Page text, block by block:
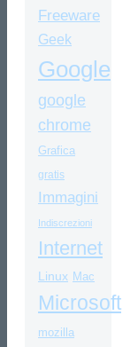
Freeware
Geek
Google
google
chrome
Grafica
gratis
Immagini
Indiscrezioni
Internet
Linux Mac
Microsoft
mozilla